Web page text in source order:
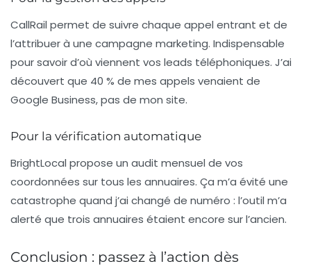
CallRail permet de suivre chaque appel entrant et de
l’attribuer à une campagne marketing. Indispensable
pour savoir d’où viennent vos leads téléphoniques. J’ai
découvert que 40 % de mes appels venaient de
Google Business, pas de mon site.
Pour la vérification automatique
BrightLocal propose un audit mensuel de vos
coordonnées sur tous les annuaires. Ça m’a évité une
catastrophe quand j’ai changé de numéro : l’outil m’a
alerté que trois annuaires étaient encore sur l’ancien.
Conclusion : passez à l’action dès